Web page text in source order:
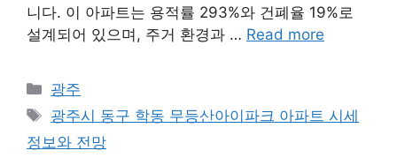
니다. 이 아파트는 용적률 293%와 건폐율 19%로
설계되어 있으며, 주거 환경과 … Read more
Categories
광주
Tags
광주시 동구 학동 무등산아이파크 아파트 시세
정보와 전망